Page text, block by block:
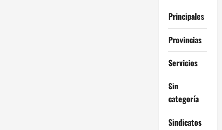
Principales
Provincias
Servicios
Sin
categoría
Sindicatos